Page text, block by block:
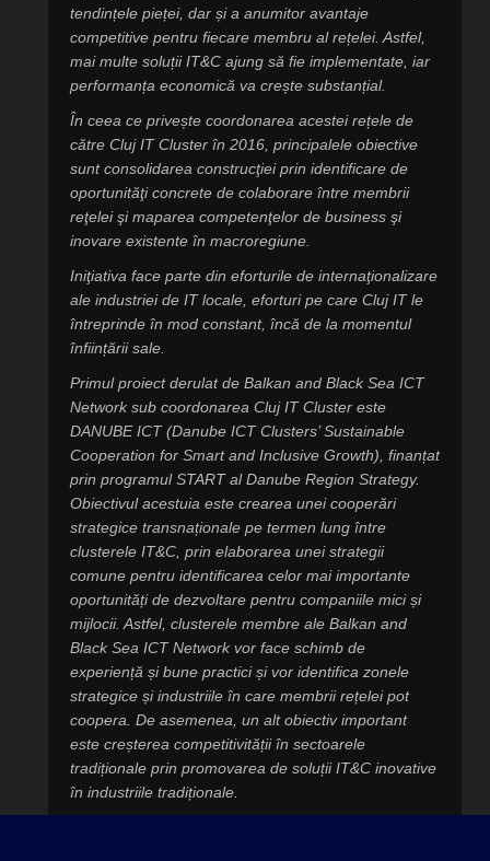
tendințele pieței, dar și a anumitor avantaje
competitive pentru fiecare membru al rețelei. Astfel,
mai multe soluții IT&C ajung să fie implementate, iar
performanța economică va crește substanțial.
În ceea ce privește coordonarea acestei rețele de
către Cluj IT Cluster în 2016, principalele obiective
sunt consolidarea construcţiei prin identificare de
oportunităţi concrete de colaborare între membrii
reţelei şi maparea competenţelor de business şi
inovare existente în macroregiune.
Iniţiativa face parte din eforturile de internaţionalizare
ale industriei de IT locale, eforturi pe care Cluj IT le
întreprinde în mod constant, încă de la momentul
înființării sale.
Primul proiect derulat de Balkan and Black Sea ICT
Network sub coordonarea Cluj IT Cluster este
DANUBE ICT (Danube ICT Clusters’ Sustainable
Cooperation for Smart and Inclusive Growth), finanțat
prin programul START al Danube Region Strategy.
Obiectivul acestuia este crearea unei cooperări
strategice transnaționale pe termen lung între
clusterele IT&C, prin elaborarea unei strategii
comune pentru identificarea celor mai importante
oportunități de dezvoltare pentru companiile mici și
mijlocii. Astfel, clusterele membre ale Balkan and
Black Sea ICT Network vor face schimb de
experiență și bune practici și vor identifica zonele
strategice și industriile în care membrii rețelei pot
coopera. De asemenea, un alt obiectiv important
este creșterea competitivității în sectoarele
tradiționale prin promovarea de soluții IT&C inovative
în industriile tradiționale.